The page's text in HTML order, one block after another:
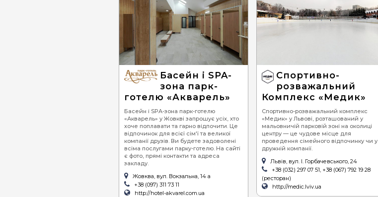
Басейн і SPA-
зона парк-
готелю «Акварель»
Басейн і SPA-зона парк-готелю
«Акварель» у Жовкві запрошує усіх, хто
хоче поплавати та гарно відпочити. Це
відпочинок для всієї сім'ї та великої
компанії друзів. Ви будете задоволені
всіма послугами парку-готелю. На сайті
є фото, прямі контакти та адреса
закладу.
Жовква, вул. Вокзальна, 14 а
+38 (097) 311 73 11
http://hotel-akvarel.com.ua
Спортивно-
розважальний
Комплекс «Медик»
Спортивно-розважальний комплекс
«Медик» у Львові, розташований у
мальовничій парковій зоні на околиці
центру — це чудове місце для
проведення сімейного відпочинку чи у
дружній компанії.
Львів, вул. І. Горбачевського, 24
+38 (032) 297 07 51, +38 (067) 792 19 28
(ресторан)
http://medic.lviv.ua